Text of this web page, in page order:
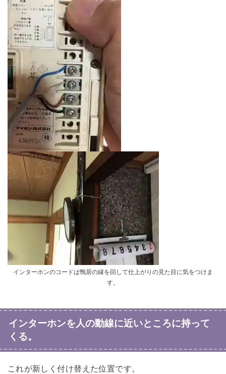
インターホンのコードは鴨居の縁を回して仕上がりの見た目に気をつけま
す。
インターホンを人の動線に近いところに持って
くる。
これが新しく付け替えた位置です。